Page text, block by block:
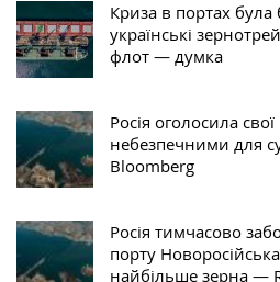
Криза в портах
українські
флот — думка
Росія оголосила
небезпечними для
Bloomberg
Росія тимчасово
порту
найбільше зерна —